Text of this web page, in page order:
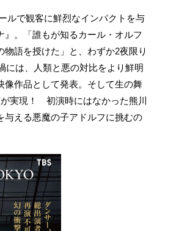
ルで観客に鮮烈なインパクトを与
。「誰もが知るカール・オルフ
語を授けた」と、わずか2夜限り
には、人類と悪の対比をより鮮明
像作品として発表。そして生の舞
実現！ 初演時にはなかった熊川
える悪魔の子アドルフに挑むの